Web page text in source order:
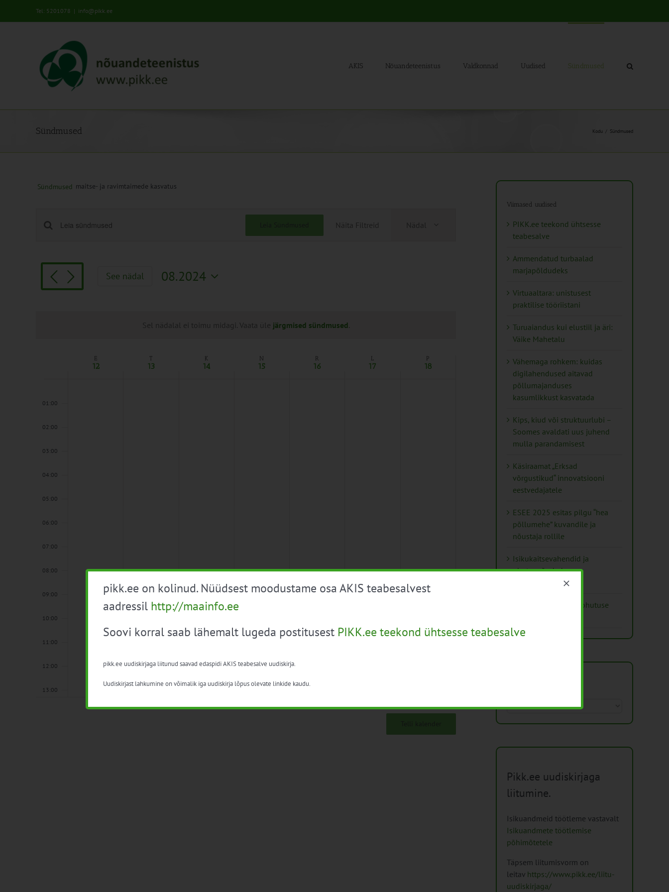
Tel: 5201078 | info@pikk.ee
AKIS Nõuandeteenistus Valdkonnad Uudised Sündmused
Sündmused Kodu Sündmused
Sel nädalal ei toimu midagi. Vaata üle järgmised sündmused
Sündmused maitse- ja ravimtaimede kasvatus
Sündmused
Views
Navigation
Enter
for
Sündmused
by
Näita Filtreid
Views
Nädal
See nädal
08.2024
E
12
T
13
K
14
N
15
R
16
L
17
P
18
01:00
02:00
03:00
04:00
05:00
06:00
07:00
08:00
09:00
10:00
11:00
12:00
13:00
Viimased uudised
PIKK.ee teekond ühtsesse
teabesalve
Ammendatud turbaalad
marjapõldudeks
Virtuaaltara: unistusest
praktilise tööriistani
Turuaiandus kui elustiil ja äri:
Väike Mahetalu
Vähemaga rohkem: kuidas
digilahendused aitavad
põllumajanduses
kasumlikkust kasvatada
Kips, kiud või struktuurlubi –
Soomes avaldati uus juhend
mulla parandamisest
Käsiraamat „Erksad
võrgustikud“ innovatsiooni
eestvedajatele
ESEE 2025 esitas pilgu “hea
põllumehe” kuvandile ja
nõustaja rollile
Isikukaitsevahendid ja
ohutusnõuded
taimekaitsetöödel
Mida näitavad toiduohutuse
Arhiiv
Pikk.ee uudiskirjaga
liitumine.
Isikuandmeid töötleme vastavalt
Isikuandmete töötlemise
põhimõtetele
Täpsem liitumisvorm on
leitav https://www.pikk.ee/liitu-
uudiskirjaga/
pikk.ee on kolinud. Nüüdsest moodustame osa AKIS teabesalvest
aadressil http://maainfo.ee
Soovi korral saab lähemalt lugeda postitusest PIKK.ee teekond ühtsesse teabesalve
pikk.ee uudiskirjaga liitunud saavad edaspidi AKIS teabesalve uudiskirja.
Uudiskirjast lahkumine on võimalik iga uudiskirja lõpus olevate linkide kaudu.